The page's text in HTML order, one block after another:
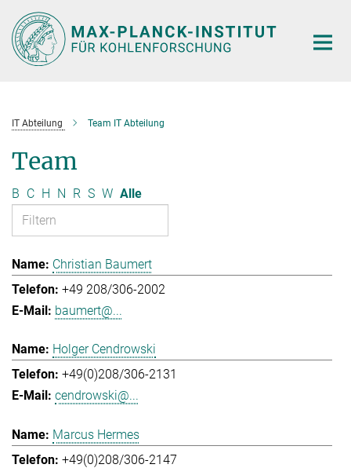
Hauptinhalt
IT Abteilung Team IT Abteilung
Team
B C H N R S W Alle
Christian Baumert
+49 208/306-2002
baumert@...
Holger Cendrowski
+49(0)208/306-2131
cendrowski@...
Marcus Hermes
+49(0)208/306-2147